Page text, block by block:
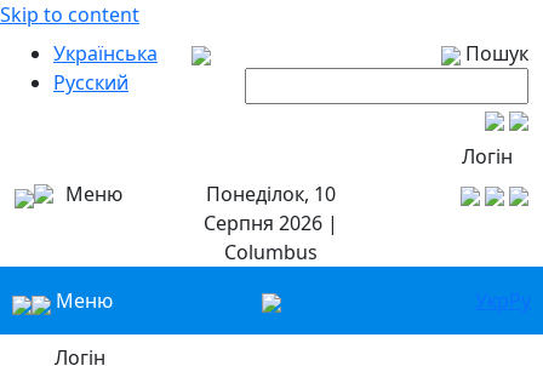
Skip to content
Українська
Русский
Пошук
Логін
Меню
Понеділок, 10
Серпня 2026 |
Columbus
Меню
УкрРу
Логін